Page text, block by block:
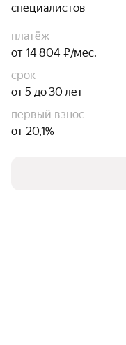
специалистов
платёж
от 14 804 ₽/мес.
срок
от 5 до 30 лет
первый взнос
от 20,1%